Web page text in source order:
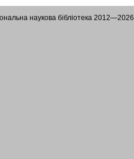
наукова бібліотека 2012—2026